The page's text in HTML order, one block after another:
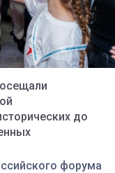
до
форума